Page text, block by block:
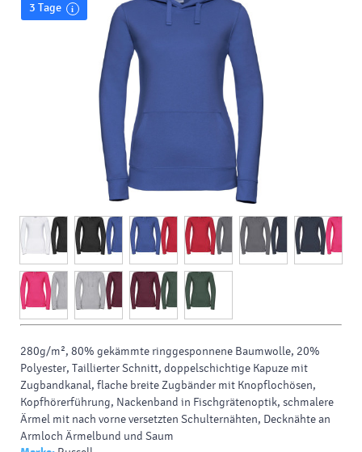
3 Tage
280g/m², 80% gekämmte ringgesponnene Baumwolle, 20%
Polyester, Taillierter Schnitt, doppelschichtige Kapuze mit
Zugbandkanal, flache breite Zugbänder mit Knopflochösen,
Kopfhörerführung, Nackenband in Fischgrätenoptik, schmalere
Ärmel mit nach vorne versetzten Schulternähten, Decknähte an
Armloch Ärmelbund und Saum